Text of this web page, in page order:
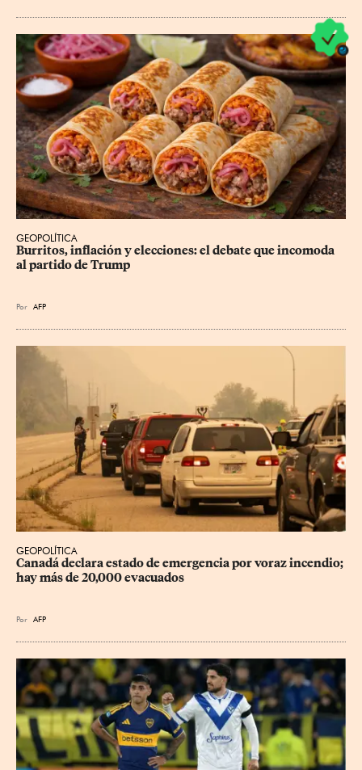
GEOPOLÍTICA
Burritos, inflación y elecciones: el debate que incomoda
al partido de Trump
Por AFP
GEOPOLÍTICA
Canadá declara estado de emergencia por voraz incendio;
hay más de 20,000 evacuados
Por AFP